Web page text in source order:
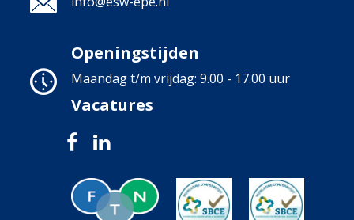
Openingstijden
Maandag t/m vrijdag: 9.00 - 17.00 uur
Vacatures